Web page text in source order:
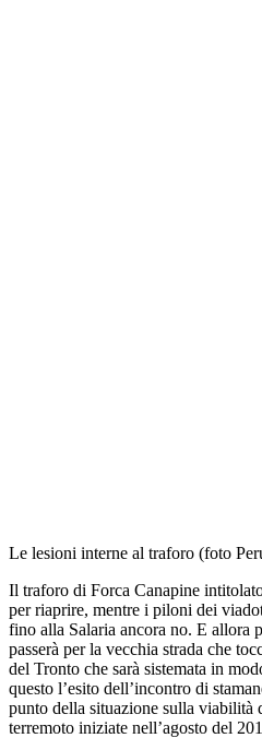
Le lesioni interne al traforo (foto
Il traforo di Forca Canapine
per riaprire, mentre i piloni dei
fino alla Salaria ancora no. E allora
passerà per la vecchia strada che
del Tronto che sarà sistemata in
questo l’esito dell’incontro di
punto della situazione sulla viabilità
terremoto iniziate nell’agosto del